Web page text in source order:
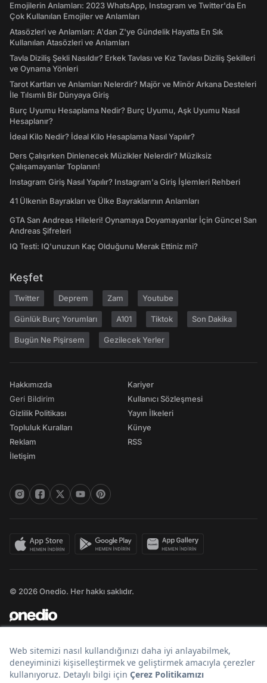
Emojilerin Anlamları: 2023 WhatsApp, Instagram ve Twitter'da En
Çok Kullanılan Emojiler ve Anlamları
Atasözleri ve Anlamları: A'dan Z'ye Gündelik Hayatta En Sık
Kullanılan Atasözleri ve Anlamları
Tavla Diziliş Şekli Nasıldır? Erkek Tavlası ve Kız Tavlası Diziliş Şekilleri
ve Oynama Yönleri
Tarot Kartları ve Anlamları Nelerdir? Majör ve Minör Arkana Desteleri
İle Tılsımlı Bir Dünyaya Giriş
Burç Uyumu Hesaplama Nedir? Burç Uyumu, Aşk Uyumu Nasıl
Hesaplanır?
İdeal Kilo Nedir? İdeal Kilo Hesaplama Nasıl Yapılır?
Ders Çalışırken Dinlenecek Müzikler Nelerdir? Müziksiz
Çalışamayanlar Toplanın!
Instagram Giriş Nasıl Yapılır? Instagram'a Giriş İşlemleri Rehberi
41 Ülkenin Bayrakları ve Ülke Bayraklarının Anlamları
GTA San Andreas Hileleri! Oynamaya Doyamayanlar İçin Güncel San
Andreas Şifreleri
IQ Testi: IQ'unuzun Kaç Olduğunu Merak Ettiniz mi?
Keşfet
Twitter Deprem Zam Youtube
Günlük Burç Yorumları A101 Tiktok Son Dakika
Bugün Ne Pişirsem Gezilecek Yerler
Hakkımızda
Geri Bildirim
Gizlilik Politikası
Topluluk Kuralları
Reklam
İletişim
Kariyer
Kullanıcı Sözleşmesi
Yayın İlkeleri
Künye
RSS
© 2026 Onedio. Her hakkı saklıdır.
Bir markasıdır.